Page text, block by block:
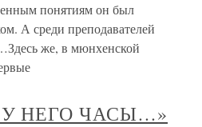
понятиям он был
А среди преподавателей
же, в мюнхенской
НЕГО ЧАСЫ…»